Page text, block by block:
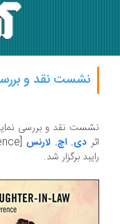
نشست نقد و بررسی
نقد و بررسی نمایشنامه
دی. اچ. لارنس
برگزار شد.